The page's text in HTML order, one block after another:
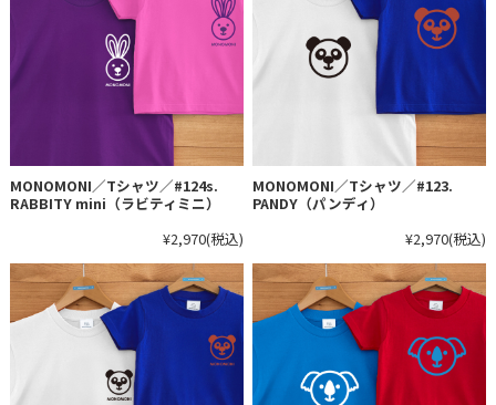
MONOMONI／Tシャツ／#124s.
RABBITY mini（ラビティミニ）
¥2,970(税込)
MONOMONI／Tシャツ／#123.
PANDY（パンディ）
¥2,970(税込)